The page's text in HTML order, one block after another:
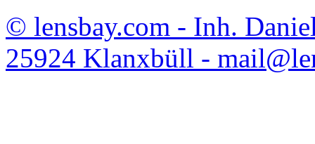
© lensbay.com - Inh.
25924 Klanxbüll -